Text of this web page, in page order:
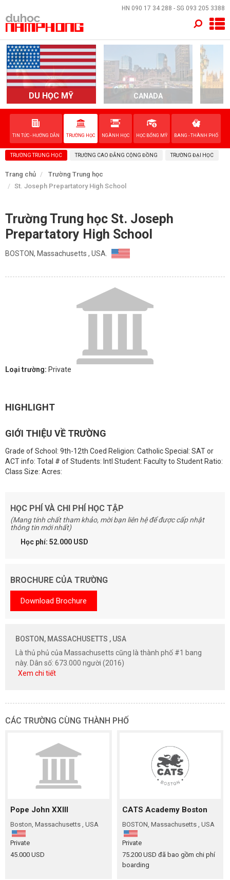
HN 090 17 34 288 - SG 093 205 3388
DU HỌC MỸ CANADA
TIN TỨC - HƯỚNG DẪN TRƯỜNG HỌC NGÀNH HỌC HỌC BỔNG MỸ BANG - THÀNH PHỐ
TRƯỜNG TRUNG HỌC TRƯỜNG CAO ĐẲNG CỘNG ĐỒNG TRƯỜNG ĐẠI HỌC
Trang chủ
Trường Trung học
St. Joseph Prepartatory High School
Trường Trung học St. Joseph
Prepartatory High School
BOSTON, Massachusetts , USA.
Loại trường: Private
HIGHLIGHT
GIỚI THIỆU VỀ TRƯỜNG
Grade of School: 9th-12th Coed Religion: Catholic Special: SAT or
ACT info: Total # of Students: Intl Student: Faculty to Student Ratio:
Class Size: Acres:
HỌC PHÍ VÀ CHI PHÍ HỌC TẬP
(Mang tính chất tham khảo, mời bạn liên hệ để được cấp nhật
thông tin mới nhất)
Học phí: 52.000 USD
BROCHURE CỦA TRƯỜNG
Download Brochure
BOSTON, MASSACHUSETTS , USA
Là thủ phủ của Massachusetts cũng là thành phố #1 bang
này. Dân số: 673.000 người (2016)
Xem chi tiết
CÁC TRƯỜNG CÙNG THÀNH PHỐ
Pope John XXIII
Boston, Massachusetts , USA
Private
45.000 USD
CATS Academy Boston
BOSTON, Massachusetts , USA
Private
75.200 USD đã bao gồm chi phí
boarding
×
TRANG CHỦ
QUỐC GIA
EVENTS
DỊCH VỤ
VỀ NAM PHONG